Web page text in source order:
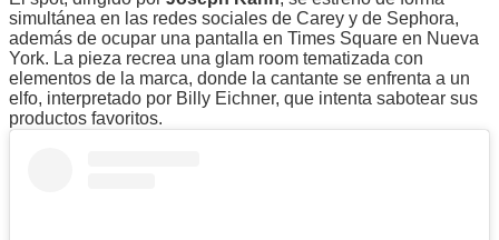
simultánea en las redes sociales de Carey y de Sephora,
además de ocupar una pantalla en Times Square en Nueva
York. La pieza recrea una glam room tematizada con
elementos de la marca, donde la cantante se enfrenta a un
elfo, interpretado por Billy Eichner, que intenta sabotear sus
productos favoritos.